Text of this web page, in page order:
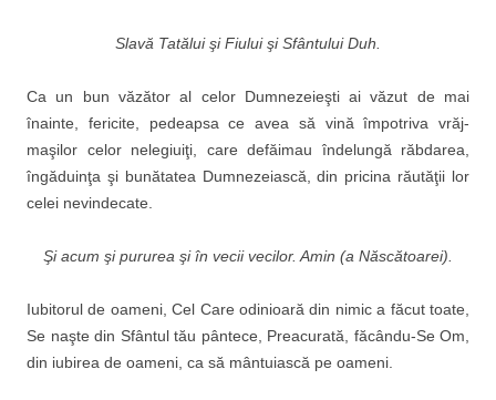
Slavă Tatălui şi Fiului şi Sfântului Duh.
Ca un bun văzător al celor Dumnezeieşti ai văzut de mai
înainte, fericite, pedeapsa ce avea să vină împotriva vrăj­
maşilor celor nelegiuiţi, care defăimau îndelungă răbdarea,
îngăduinţa şi bunătatea Dum­nezeiască, din pricina răutăţii lor
celei nevindecate.
Şi acum şi pururea şi în vecii vecilor. Amin (a Născătoarei).
Iubitorul de oameni, Cel Care odinioară din nimic a făcut toate,
Se naşte din Sfântul tău pântece, Preacurată, făcându-Se Om,
din iubirea de oameni, ca să mântuiască pe oameni.